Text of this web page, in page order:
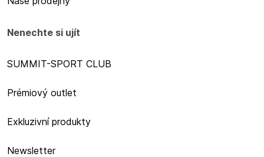
Nenechte si ujít
SUMMIT-SPORT CLUB
Prémiový outlet
Exkluzivní produkty
Newsletter